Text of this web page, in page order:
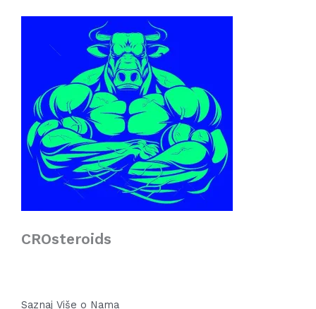
CROsteroids
Saznaj Više o Nama